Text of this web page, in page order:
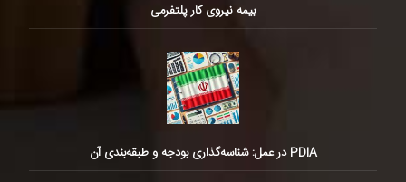
بیمه نیروی کار پلتفرمی
PDIA در عمل: شناسه‌گذاری بودجه و طبقه‌بندی آن